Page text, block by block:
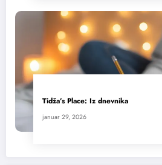
Tidža’s Place: Iz dnevnika
januar 29, 2026